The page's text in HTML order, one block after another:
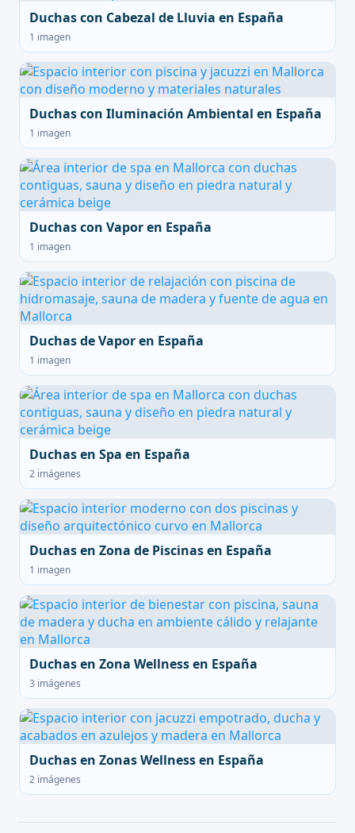
Duchas con Cabezal de Lluvia en España
1 imagen
Duchas con Iluminación Ambiental en España
1 imagen
Duchas con Vapor en España
1 imagen
Duchas de Vapor en España
1 imagen
Duchas en Spa en España
2 imágenes
Duchas en Zona de Piscinas en España
1 imagen
Duchas en Zona Wellness en España
3 imágenes
Duchas en Zonas Wellness en España
2 imágenes